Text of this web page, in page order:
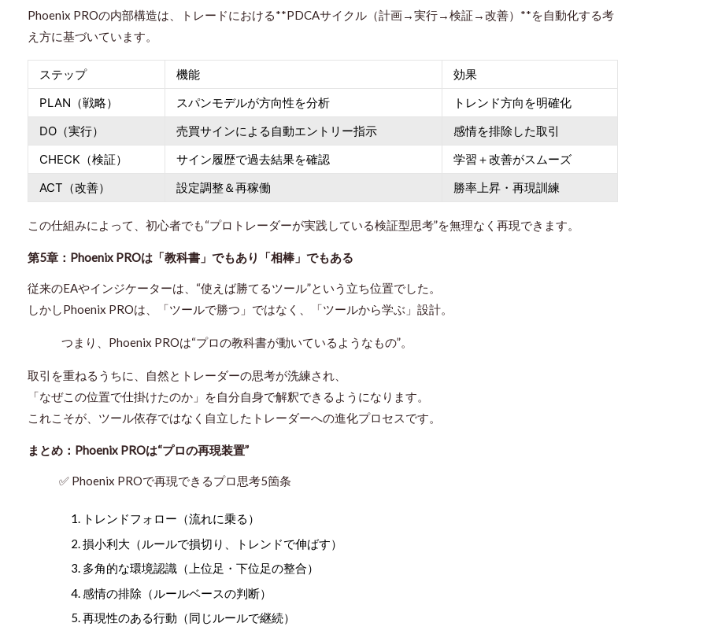
Phoenix PROの内部構造は、トレードにおける**PDCAサイクル（計画→実行→検証→改善）**を自動化する考
え方に基づいています。
ステップ 機能
効果
PLAN（戦略）
スパンモデルが方向性を分析
トレンド方向を明確化
DO（実行）
売買サインによる自動エントリー指示
感情を排除した取引
CHECK（検証）
サイン履歴で過去結果を確認
学習＋改善がスムーズ
ACT（改善）
設定調整＆再稼働 勝率上昇・再現訓練
この仕組みによって、初心者でも“プロトレーダーが実践している検証型思考”を無理なく再現できます。
第5章：Phoenix PROは「教科書」でもあり「相棒」でもある
従来のEAやインジケーターは、“使えば勝てるツール”という立ち位置でした。
しかしPhoenix PROは、「ツールで勝つ」ではなく、「ツールから学ぶ」設計。
つまり、Phoenix PROは“プロの教科書が動いているようなもの”。
取引を重ねるうちに、自然とトレーダーの思考が洗練され、
「なぜこの位置で仕掛けたのか」を自分自身で解釈できるようになります。
これこそが、ツール依存ではなく 自立したトレーダーへの進化プロセスです。
まとめ：Phoenix PROは“プロの再現装置”
✅ Phoenix PROで再現できるプロ思考5箇条
トレンドフォロー（流れに乗る）
損小利大（ルールで損切り、トレンドで伸ばす）
多角的な環境認識（上位足・下位足の整合）
感情の排除（ルールベースの判断）
再現性のある行動（同じルールで継続）